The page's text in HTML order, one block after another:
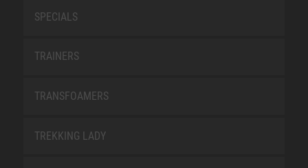
SPECIALS
TRAINERS
TRANSFOAMERS
TREKKING LADY